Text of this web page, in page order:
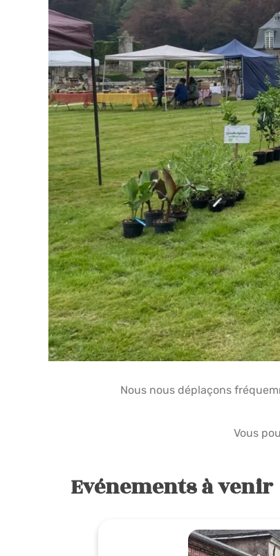
Nous nous déplaçons
Vous
Evénements à venir